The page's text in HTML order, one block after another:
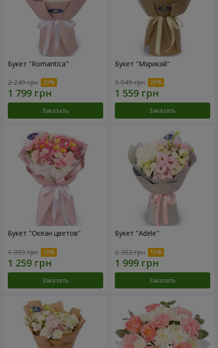
Букет "Romantica"
2 249 грн
Заказать
Букет "Мэрикэй"
1 949 грн
Заказать
Букет "Океан цветов"
1 399 грн
Заказать
Букет "Adele"
2 352 грн
Заказать